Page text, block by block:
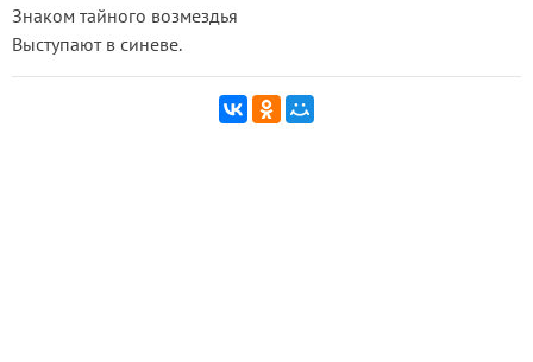
Знаком тайного возмездья
Выступают в синеве.